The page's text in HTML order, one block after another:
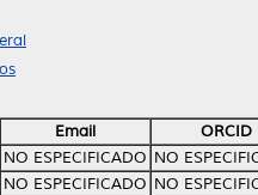
Email
ORCID
NO ESPECIFICADO NO
NO ESPECIFICADO NO